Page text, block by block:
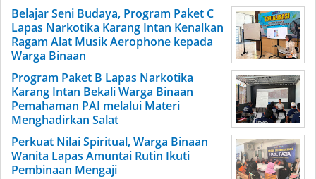
Belajar Seni Budaya, Program Paket C
Lapas Narkotika Karang Intan Kenalkan
Ragam Alat Musik Aerophone kepada
Warga Binaan
Program Paket B Lapas Narkotika
Karang Intan Bekali Warga Binaan
Pemahaman PAI melalui Materi
Menghadirkan Salat
Perkuat Nilai Spiritual, Warga Binaan
Wanita Lapas Amuntai Rutin Ikuti
Pembinaan Mengaji